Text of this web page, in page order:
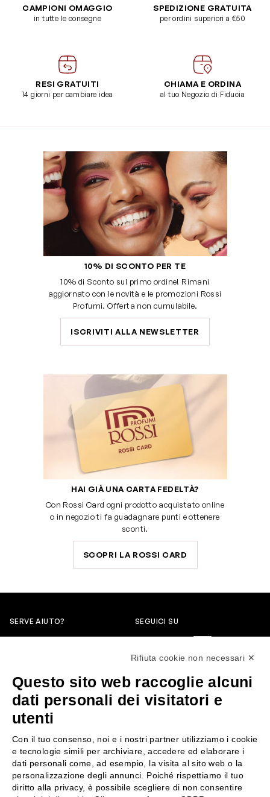
CAMPIONI OMAGGIO
in tutte le consegne
SPEDIZIONE GRATUITA
per ordini superiori a €50
RESI GRATUITI
14 giorni per cambiare idea
CHIAMA E ORDINA
al tuo Negozio di Fiducia
10% DI SCONTO PER TE
10% di Sconto sul primo ordine! Rimani
aggiornato con le novità e le promozioni Rossi
Profumi. Offerta non cumulabile.
ISCRIVITI ALLA NEWSLETTER
HAI GIÀ UNA CARTA FEDELTÀ?
Con Rossi Card ogni prodotto acquistato online
o in negozio ti fa guadagnare punti e ottenere
sconti.
SCOPRI LA ROSSI CARD
SERVE AIUTO?
servizioclienti@rossiprofumi.it
SEGUICI SU
SERVIZIO CLIENTI
Resi e rimborsi
Pagamenti
Spedizione
Condizioni generali di vendita
Chi siamo
Contattaci
Negozi
Attiva la Rossi Card
Rifiuta cookie non necessari ✕
Questo sito web raccoglie alcuni
dati personali dei visitatori e
utenti
Con il tuo consenso, noi e i nostri partner utilizziamo i cookie
e tecnologie simili per archiviare, accedere ed elaborare i
dati personali come, ad esempio, la visita al sito web o la
personalizzazione degli annunci. Poiché rispettiamo il tuo
diritto alla privacy, è possibile scegliere di non consentire